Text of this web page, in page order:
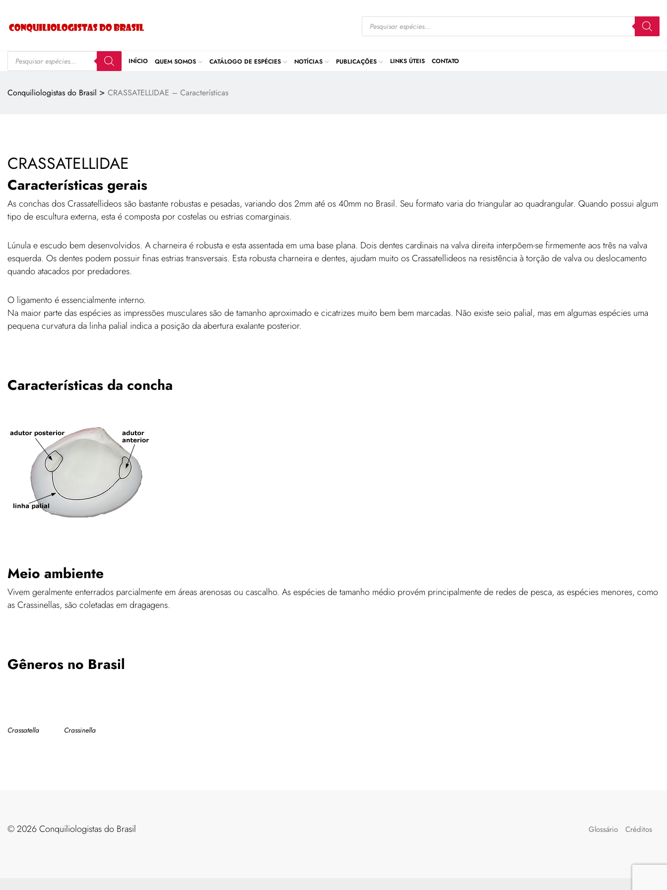
INÍCIO QUEM SOMOS CATÁLOGO DE ESPÉCIES NOTÍCIAS PUBLICAÇÕES LINKS ÚTEIS CONTATO
Conquiliologistas do Brasil > CRASSATELLIDAE – Características
CRASSATELLIDAE
Características gerais
As conchas dos Crassatellideos são bastante robustas e pesadas, variando dos 2mm até os 40mm no Brasil. Seu formato varia do triangular ao quadrangular. Quando possui algum
tipo de escultura externa, esta é composta por costelas ou estrias comarginais.
Lúnula e escudo bem desenvolvidos. A charneira é robusta e esta assentada em uma base plana. Dois dentes cardinais na valva direita interpõem-se firmemente aos três na valva
esquerda. Os dentes podem possuir finas estrias transversais. Esta robusta charneira e dentes, ajudam muito os Crassatellideos na resistência à torção de valva ou deslocamento
quando atacados por predadores.
O ligamento é essencialmente interno.
Na maior parte das espécies as impressões musculares são de tamanho aproximado e cicatrizes muito bem bem marcadas. Não existe seio palial, mas em algumas espécies uma
pequena curvatura da linha palial indica a posição da abertura exalante posterior.
Características da concha
Meio ambiente
Vivem geralmente enterrados parcialmente em áreas arenosas ou cascalho. As espécies de tamanho médio provém principalmente de redes de pesca, as espécies menores, como
as Crassinellas, são coletadas em dragagens.
Gêneros no Brasil
Crassatella Crassinella
©️ 2026 Conquiliologistas do Brasil Glossário Créditos